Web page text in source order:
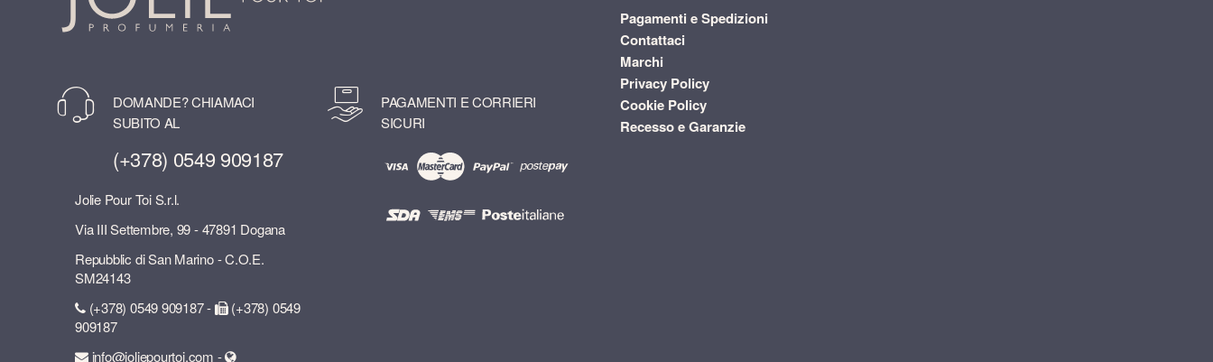
DOMANDE? CHIAMACI
SUBITO AL
(+378) 0549 909187
Jolie Pour Toi S.r.l.
Via III Settembre, 99 - 47891 Dogana
Repubblic di San Marino - C.O.E.
SM24143
(+378) 0549 909187 -
(+378) 0549
909187
info@joliepourtoi.com -
PAGAMENTI E CORRIERI
SICURI
Pagamenti e Spedizioni
Contattaci
Marchi
Privacy Policy
Cookie Policy
Recesso e Garanzie